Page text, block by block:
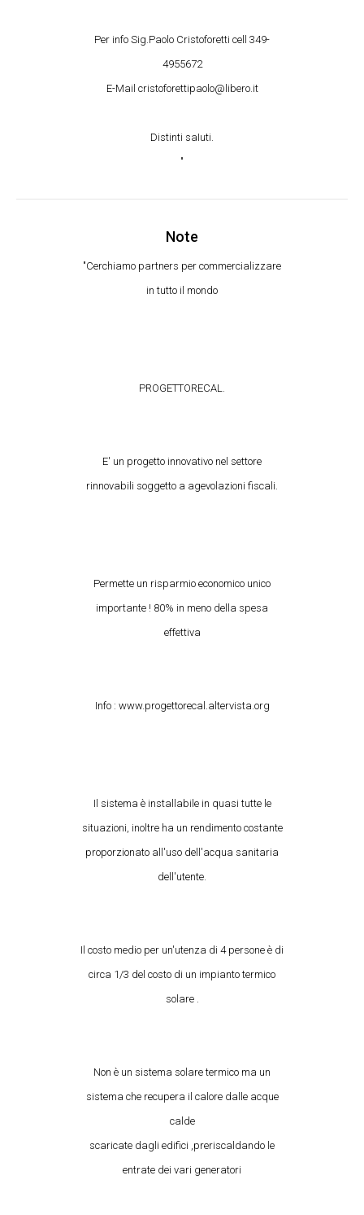
Per info Sig.Paolo Cristoforetti cell 349-
4955672
E-Mail cristoforettipaolo@libero.it
Distinti saIuti.
"
Note
"Cerchiamo partners per commercializzare
in tutto il mondo
PROGETTORECAL.
E' un progetto innovativo nel settore
rinnovabili soggetto a agevolazioni fiscali.
Permette un risparmio economico unico
importante ! 80% in meno della spesa
effettiva
Info : www.progettorecal.altervista.org
Il sistema è installabile in quasi tutte le
situazioni, inoltre ha un rendimento costante
proporzionato all'uso dell'acqua sanitaria
dell'utente.
Il costo medio per un'utenza di 4 persone è di
circa 1/3 del costo di un impianto termico
solare .
Non è un sistema solare termico ma un
sistema che recupera il calore dalle acque
calde
scaricate dagli edifici ,preriscaldando le
entrate dei vari generatori